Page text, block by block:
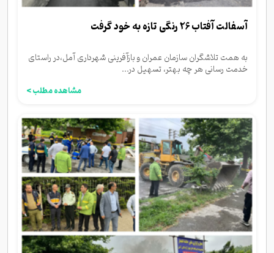
آسفالت آفتاب 26 رنگی تازه به خود گرفت
به همت تلاشگران سازمان عمران و بازآفرینی شهرداری آمل،در راستای
خدمت رسانی هر چه بهتر، تسهیل در...
مشاهده مطلب >